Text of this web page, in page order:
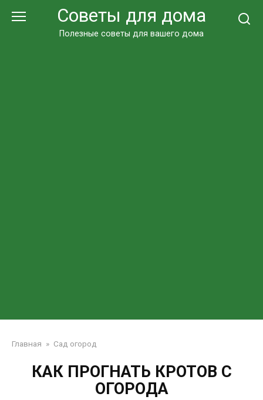
Советы для дома
Полезные советы для вашего дома
Главная » Сад огород
КАК ПРОГНАТЬ КРОТОВ С
ОГОРОДА